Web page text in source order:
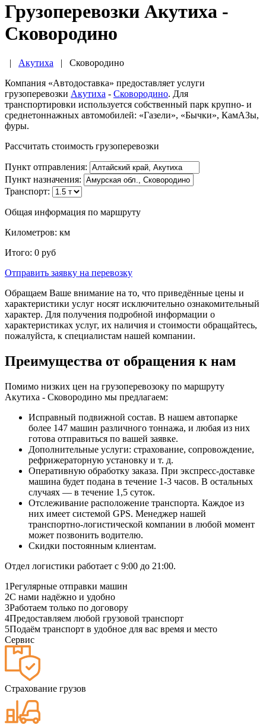
Грузоперевозки Акутиха -
Сковородино
| Акутиха | Сковородино
Компания «Автодоставка» предоставляет услуги
грузоперевозки Акутиха - Сковородино. Для
транспортировки используется собственный парк крупно- и
среднетоннажных автомобилей: «Газели», «Бычки», КамАЗы,
фуры.
Рассчитать стоимость грузоперевозки
Пункт отправления:
Пункт назначения:
Транспорт:
Общая информация по маршруту
Километров: км
Итого: 0 руб
Отправить заявку на перевозку
Обращаем Ваше внимание на то, что приведённые цены и
характеристики услуг носят исключительно ознакомительный
характер. Для получения подробной информации о
характеристиках услуг, их наличия и стоимости обращайтесь,
пожалуйста, к специалистам нашей компании.
Преимущества от обращения к нам
Помимо низких цен на грузоперевозоку по маршруту
Акутиха - Сковородино мы предлагаем:
Исправный подвижной состав. В нашем автопарке
более 147 машин различного тоннажа, и любая из них
готова отправиться по вашей заявке.
Дополнительные услуги: страхование, сопровождение,
рефрижераторную установку и т. д.
Оперативную обработку заказа. При экспресс-доставке
машина будет подана в течение 1-3 часов. В остальных
случаях — в течение 1,5 суток.
Отслеживание расположение транспорта. Каждое из
них имеет системой GPS. Менеджер нашей
транспортно-логистической компании в любой момент
может позвонить водителю.
Скидки постоянным клиентам.
Отдел логистики работает с 9:00 до 21:00.
1Регулярные отправки машин
2С нами надёжно и удобно
3Работаем только по договору
4Предоставляем любой грузовой транспорт
5Подаём транспорт в удобное для вас время и место
Сервис
Страхование грузов